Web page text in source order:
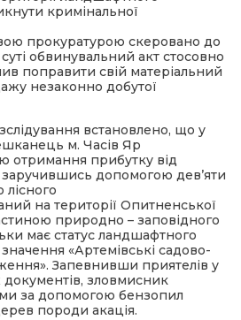
кримінальної
прокуратурою скеровано до
обвинувальний акт стосовно
поправити свій матеріальний
незаконно добутої
встановлено, що у
м. Часів Яр
отримання прибутку від
заручившись допомогою дев’яти
на території Опитненської
природно – заповідного
має статус ландшафтного
«Артемівські садово-
Запевнивши приятелів у
документів, зловмисник
за допомогою бензопил
породи акація.